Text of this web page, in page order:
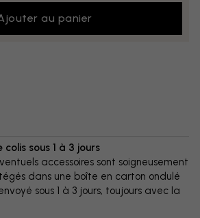
au panier
colis sous 1 à 3 jours
accessoires sont soigneusement
dans une boîte en carton ondulé
sous 1 à 3 jours, toujours avec la